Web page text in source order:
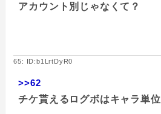
アカウント別じゃなくて？
65: ID:b1LrtDyR0
>>62
チケ貰えるログボはキャラ単位